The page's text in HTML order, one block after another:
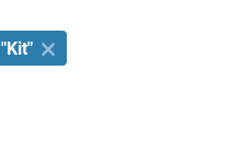
"Kit"